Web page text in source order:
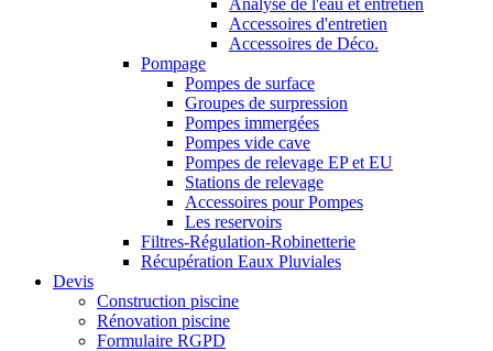
Analyse de l'eau et entretien
Accessoires d'entretien
Accessoires de Déco.
Pompage
Pompes de surface
Groupes de surpression
Pompes immergées
Pompes vide cave
Pompes de relevage EP et EU
Stations de relevage
Accessoires pour Pompes
Les reservoirs
Filtres-Régulation-Robinetterie
Récupération Eaux Pluviales
Devis
Construction piscine
Rénovation piscine
Formulaire RGPD